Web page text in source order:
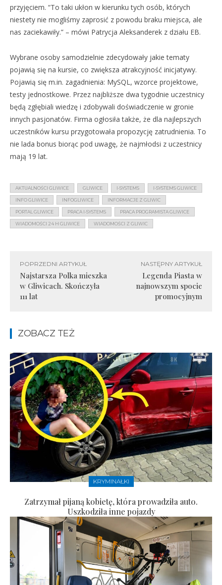
przyjęciem. “To taki ukłon w kierunku tych osób, których
niestety nie mogliśmy zaprosić z powodu braku miejsca, ale
nas zaciekawiły.” – mówi Patrycja Aleksanderek z działu EB.
Wybrane osoby samodzielnie zdecydowały jakie tematy
pojawią się na kursie, co zwiększa atrakcyjność inicjatywy.
Pojawią się m.in. zagadnienia: MySQL, wzorce projektowe,
testy jednostkowe. Przez najbliższe dwa tygodnie uczestnicy
będą zgłębiali wiedzę i zdobywali doświadczenie w gronie
innych pasjonatów. Firma ogłosiła także, że dla najlepszych
uczestników kursu przygotowała propozycję zatrudnienia. To
nie lada bonus biorąc pod uwagę, że najmłodsi z uczestnicy
mają 19 lat.
AKTUALNOŚCI GLIWICE GLIWICE I-SYSTEMS I-SYSTEMS GLIWICE
INFO GLIWICE INFOGLIWICE INFORMACJE Z GLIWIC
PORTAL GLIWICE PRACA I-SYSTEMS PRACA PROGRAMISTA GLIWICE
WIADOMOŚCI 24 H GLIWICE WIADOMOŚCI Z GLIWIC
POPRZEDNI ARTYKUŁ
Najstarsza Polka mieszka
w Gliwicach. Skończyła
111 lat
NASTĘPNY ARTYKUŁ
Legenda Piasta w
najnowszym spocie
promocyjnym
ZOBACZ TEŻ
KRYMINAŁKI
Zatrzymał pijaną kobietę, która prowadziła auto.
Uszkodziła inne pojazdy